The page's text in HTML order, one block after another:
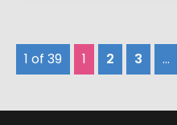
1 of 39 1 2 3 …